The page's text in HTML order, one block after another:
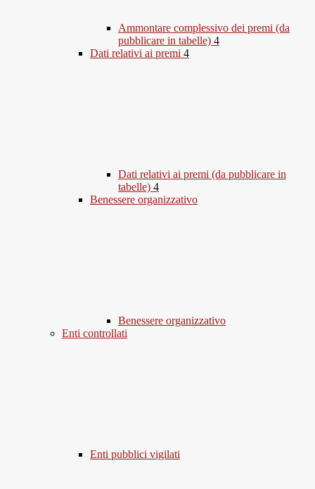
Ammontare complessivo dei premi (da
pubblicare in tabelle) 4
Dati relativi ai premi 4
Dati relativi ai premi (da pubblicare in
tabelle) 4
Benessere organizzativo
Benessere organizzativo
Enti controllati
Enti pubblici vigilati